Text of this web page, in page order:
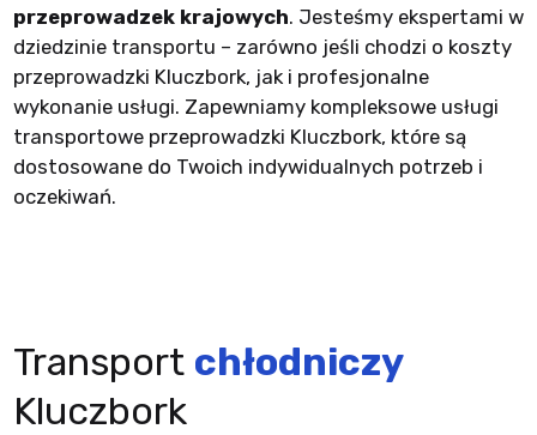
przeprowadzek krajowych. Jesteśmy ekspertami w
dziedzinie transportu – zarówno jeśli chodzi o koszty
przeprowadzki Kluczbork, jak i profesjonalne
wykonanie usługi. Zapewniamy kompleksowe usługi
transportowe przeprowadzki Kluczbork, które są
dostosowane do Twoich indywidualnych potrzeb i
oczekiwań.
Transport chłodniczy
Kluczbork